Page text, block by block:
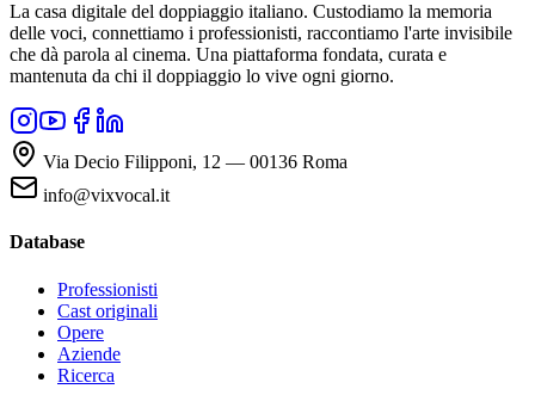
La casa digitale del doppiaggio italiano. Custodiamo la memoria
delle voci, connettiamo i professionisti, raccontiamo l'arte invisibile
che dà parola al cinema. Una piattaforma fondata, curata e
mantenuta da chi il doppiaggio lo vive ogni giorno.
Via Decio Filipponi, 12 — 00136 Roma
info@vixvocal.it
Database
Professionisti
Cast originali
Opere
Aziende
Ricerca